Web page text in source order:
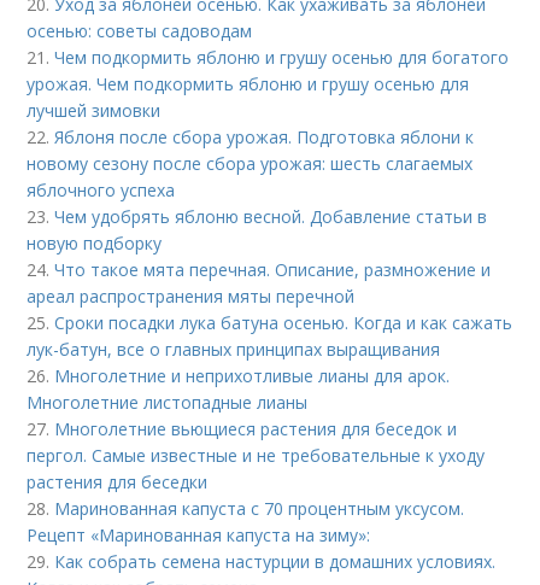
осенью: советы садоводам
21.Чем подкормить яблоню и грушу осенью для богатого
урожая. Чем подкормить яблоню и грушу осенью для
лучшей зимовки
22.Яблоня после сбора урожая. Подготовка яблони к
новому сезону после сбора урожая: шесть слагаемых
яблочного успеха
23.Чем удобрять яблоню весной. Добавление статьи в
новую подборку
24.Что такое мята перечная. Описание, размножение и
ареал распространения мяты перечной
25.Сроки посадки лука батуна осенью. Когда и как сажать
лук-батун, все о главных принципах выращивания
26. Многолетние и неприхотливые лианы для арок.
Многолетние листопадные лианы
27. Многолетние вьющиеся растения для беседок и
пергол. Самые известные и не требовательные к уходу
растения для беседки
28. Маринованная капуста с 70 процентным уксусом.
Рецепт «Маринованная капуста на зиму»:
29. Как собрать семена настурции в домашних условиях.